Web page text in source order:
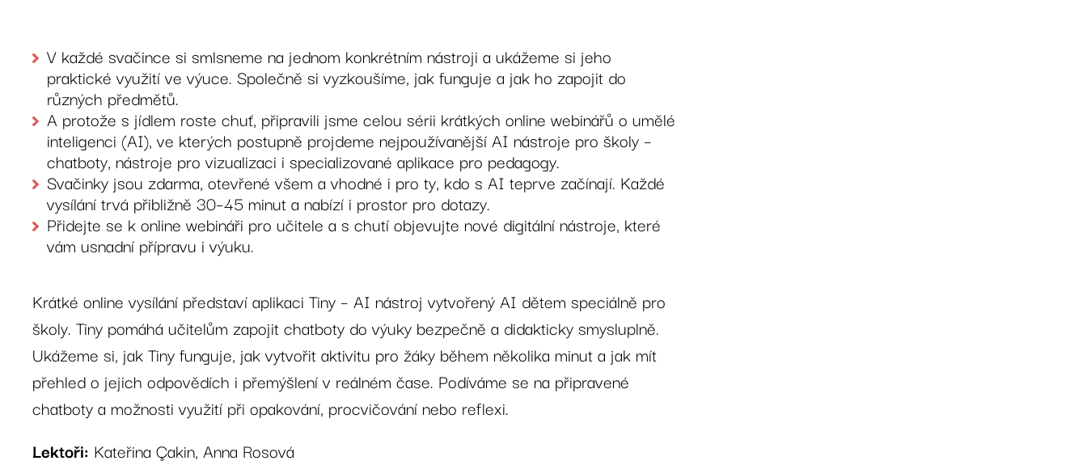
V každé svačince si smlsneme na jednom konkrétním nástroji a ukážeme si jeho
praktické využití ve výuce. Společně si vyzkoušíme, jak funguje a jak ho zapojit do
různých předmětů.
A protože s jídlem roste chuť, připravili jsme celou sérii krátkých online webinářů o umělé
inteligenci (AI), ve kterých postupně projdeme nejpoužívanější AI nástroje pro školy –
chatboty, nástroje pro vizualizaci i specializované aplikace pro pedagogy.
Svačinky jsou zdarma, otevřené všem a vhodné i pro ty, kdo s AI teprve začínají. Každé
vysílání trvá přibližně 30–45 minut a nabízí i prostor pro dotazy.
Přidejte se k online webináři pro učitele a s chutí objevujte nové digitální nástroje, které
vám usnadní přípravu i výuku.
Krátké online vysílání představí aplikaci Tiny – AI nástroj vytvořený AI dětem speciálně pro
školy. Tiny pomáhá učitelům zapojit chatboty do výuky bezpečně a didakticky smysluplně.
Ukážeme si, jak Tiny funguje, jak vytvořit aktivitu pro žáky během několika minut a jak mít
přehled o jejich odpovědích i přemýšlení v reálném čase. Podíváme se na připravené
chatboty a možnosti využití při opakování, procvičování nebo reflexi.
Lektoři: Kateřina Çakin, Anna Rosová